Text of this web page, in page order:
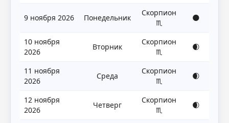
9 ноября 2026 Понедельник
Скорпион
♏
🌑
10 ноября
2026
Вторник
Скорпион
♏
🌒
11 ноября
2026
Среда
Скорпион
♏
🌒
12 ноября
2026
Четверг
Скорпион
♏
🌒